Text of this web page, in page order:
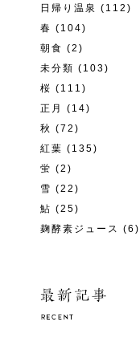
日帰り温泉 (112)
春 (104)
朝食 (2)
未分類 (103)
桜 (111)
正月
(14)
秋 (72)
紅葉 (135)
蛍 (2)
雪 (22)
鮎 (25)
麹酵素ジュース (6)